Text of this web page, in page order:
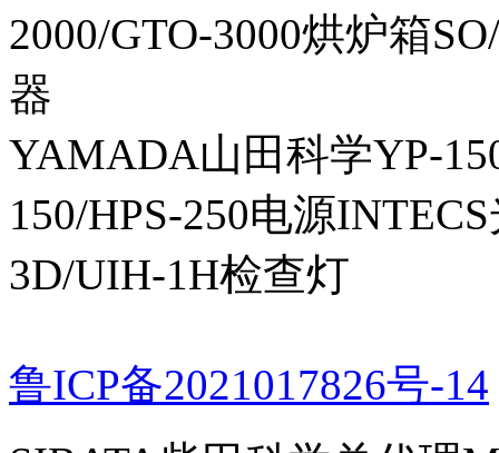
2000/GTO-3000烘炉箱
器
YAMADA山田科学YP-
150/HPS-250电源
3D/UIH-1H检查灯
鲁ICP备2021017826号-14